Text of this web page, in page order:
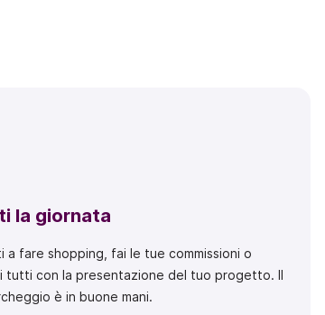
la giornata
a fare shopping, fai le tue commissioni o
tutti con la presentazione del tuo progetto. Il
è in buone mani.